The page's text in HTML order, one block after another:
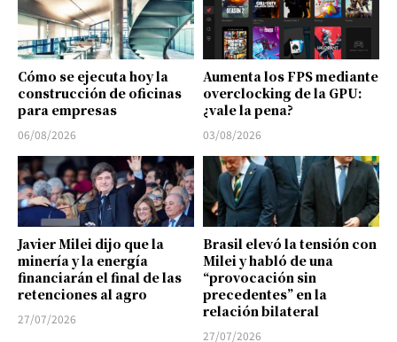
Cómo se ejecuta hoy la
construcción de oficinas
para empresas
06/08/2026
Aumenta los FPS mediante
overclocking de la GPU:
¿vale la pena?
03/08/2026
Javier Milei dijo que la
minería y la energía
financiarán el final de las
retenciones al agro
27/07/2026
Brasil elevó la tensión con
Milei y habló de una
“provocación sin
precedentes” en la
relación bilateral
27/07/2026